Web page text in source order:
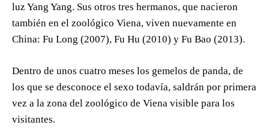
luz Yang Yang. Sus otros tres hermanos, que nacieron
también en el zoológico Viena, viven nuevamente en
China: Fu Long (2007), Fu Hu (2010) y Fu Bao (2013).
Dentro de unos cuatro meses los gemelos de panda, de
los que se desconoce el sexo todavía, saldrán por primera
vez a la zona del zoológico de Viena visible para los
visitantes.